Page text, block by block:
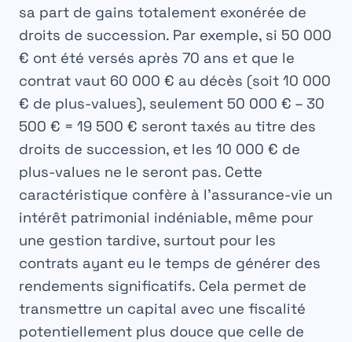
sa part de gains totalement exonérée de
droits de succession. Par exemple, si 50 000
€ ont été versés après 70 ans et que le
contrat vaut 60 000 € au décès (soit 10 000
€ de plus-values), seulement 50 000 € – 30
500 € = 19 500 € seront taxés au titre des
droits de succession, et les 10 000 € de
plus-values ne le seront pas. Cette
caractéristique confère à l’assurance-vie un
intérêt patrimonial indéniable, même pour
une gestion tardive, surtout pour les
contrats ayant eu le temps de générer des
rendements significatifs. Cela permet de
transmettre un capital avec une fiscalité
potentiellement plus douce que celle de